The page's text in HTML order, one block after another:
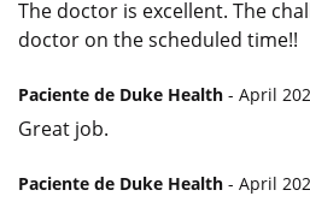
The doctor is excellent. The
doctor on the scheduled time!!
Paciente de Duke Health - April
Great job.
Paciente de Duke Health - April